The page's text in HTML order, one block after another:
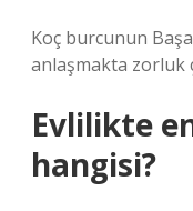
Koç burcunun
anlaşmakta zorluk
Evlilikte
hangisi?